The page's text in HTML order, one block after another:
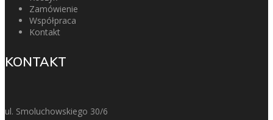
Zamówienie
Współpraca
Kontakt
KONTAKT
ul. Smoluchowskiego 30/6